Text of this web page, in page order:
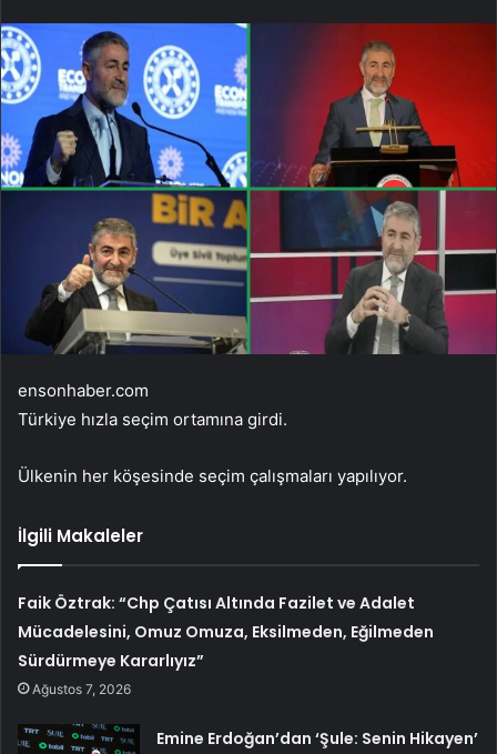
ensonhaber.com
Türkiye hızla seçim ortamına girdi.
Ülkenin her köşesinde seçim çalışmaları yapılıyor.
İlgili Makaleler
Faik Öztrak: “Chp Çatısı Altında Fazilet ve Adalet
Mücadelesini, Omuz Omuza, Eksilmeden, Eğilmeden
Sürdürmeye Kararlıyız”
Ağustos 7, 2026
Emine Erdoğan’dan ‘Şule: Senin Hikayen’